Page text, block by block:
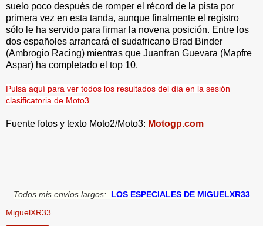
suelo poco después de romper el récord de la pista por
primera vez en esta tanda, aunque finalmente el registro
sólo le ha servido para firmar la novena posición. Entre los
dos españoles arrancará el sudafricano Brad Binder
(Ambrogio Racing) mientras que Juanfran Guevara (Mapfre
Aspar) ha completado el top 10.
Pulsa aquí para ver todos los resultados del día en la sesión
clasificatoria de Moto3
Fuente fotos y texto Moto2/Moto3: Motogp.com
Todos mis envíos largos: LOS ESPECIALES DE MIGUELXR33
MiguelXR33